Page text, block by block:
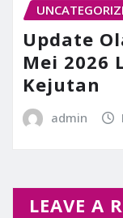
Update
Mei 2026
Kejutan
admin
LEAVE A